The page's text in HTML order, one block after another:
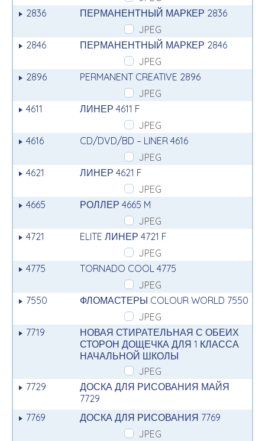
2836
ПЕРМАНЕНТНЫЙ МАРКЕР 2836
JPEG
2846
ПЕРМАНЕНТНЫЙ МАРКЕР 2846
JPEG
2896
PERMANENT CREATIVE 2896
JPEG
4611
ЛИНЕР 4611 F
JPEG
4616
CD/DVD/BD – LINER 4616
JPEG
4621
ЛИНЕР 4621 F
JPEG
4665
РОЛЛЕР 4665 M
JPEG
4721
ELITE ЛИНЕР 4721 F
JPEG
4775
TORNADO COOL 4775
JPEG
7550
ФЛОМАСТЕРЫ COLOUR WORLD 7550
JPEG
7719
НОВАЯ СТИРАТЕЛЬНАЯ С ОБЕИХ
СТОРОН ДОЩЕЧКА ДЛЯ 1 КЛАССА
НАЧАЛЬНОЙ ШКОЛЫ
JPEG
7729
ДОСКА ДЛЯ РИСОВАНИЯ МАЙЯ
7729
7769
ДОСКА ДЛЯ РИСОВАНИЯ 7769
JPEG